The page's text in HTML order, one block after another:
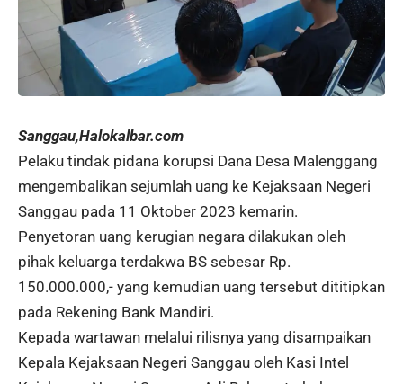
Sanggau,Halokalbar.com
Pelaku tindak pidana korupsi Dana Desa Malenggang
mengembalikan sejumlah uang ke Kejaksaan Negeri
Sanggau pada 11 Oktober 2023 kemarin.
Penyetoran uang kerugian negara dilakukan oleh
pihak keluarga terdakwa BS sebesar Rp.
150.000.000,- yang kemudian uang tersebut dititipkan
pada Rekening Bank Mandiri.
Kepada wartawan melalui rilisnya yang disampaikan
Kepala Kejaksaan Negeri Sanggau oleh Kasi Intel